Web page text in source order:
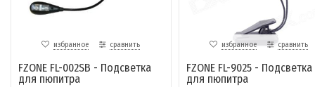
избранное сравнить
FZONE FL-002SB - Подсветка
для пюпитра
избранное сравнить
FZONE FL-9025 - Подсветка
для пюпитра